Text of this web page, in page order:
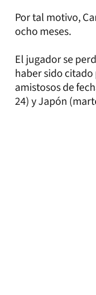
Por tal motivo,
ocho meses.
El jugador se
haber sido
amistosos de
24) y Japón